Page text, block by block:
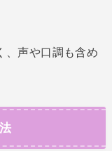
、声や口調も含め